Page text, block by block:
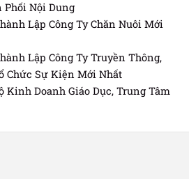
Phối Nội Dung
Lập Công Ty Chăn Nuôi Mới
Lập Công Ty Truyền Thông,
Chức Sự Kiện Mới Nhất
Kinh Doanh Giáo Dục, Trung Tâm